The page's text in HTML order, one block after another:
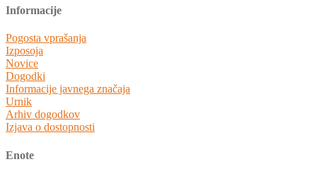
Informacije
Pogosta vprašanja
Izposoja
Novice
Dogodki
Informacije javnega značaja
Urnik
Arhiv dogodkov
Izjava o dostopnosti
Enote